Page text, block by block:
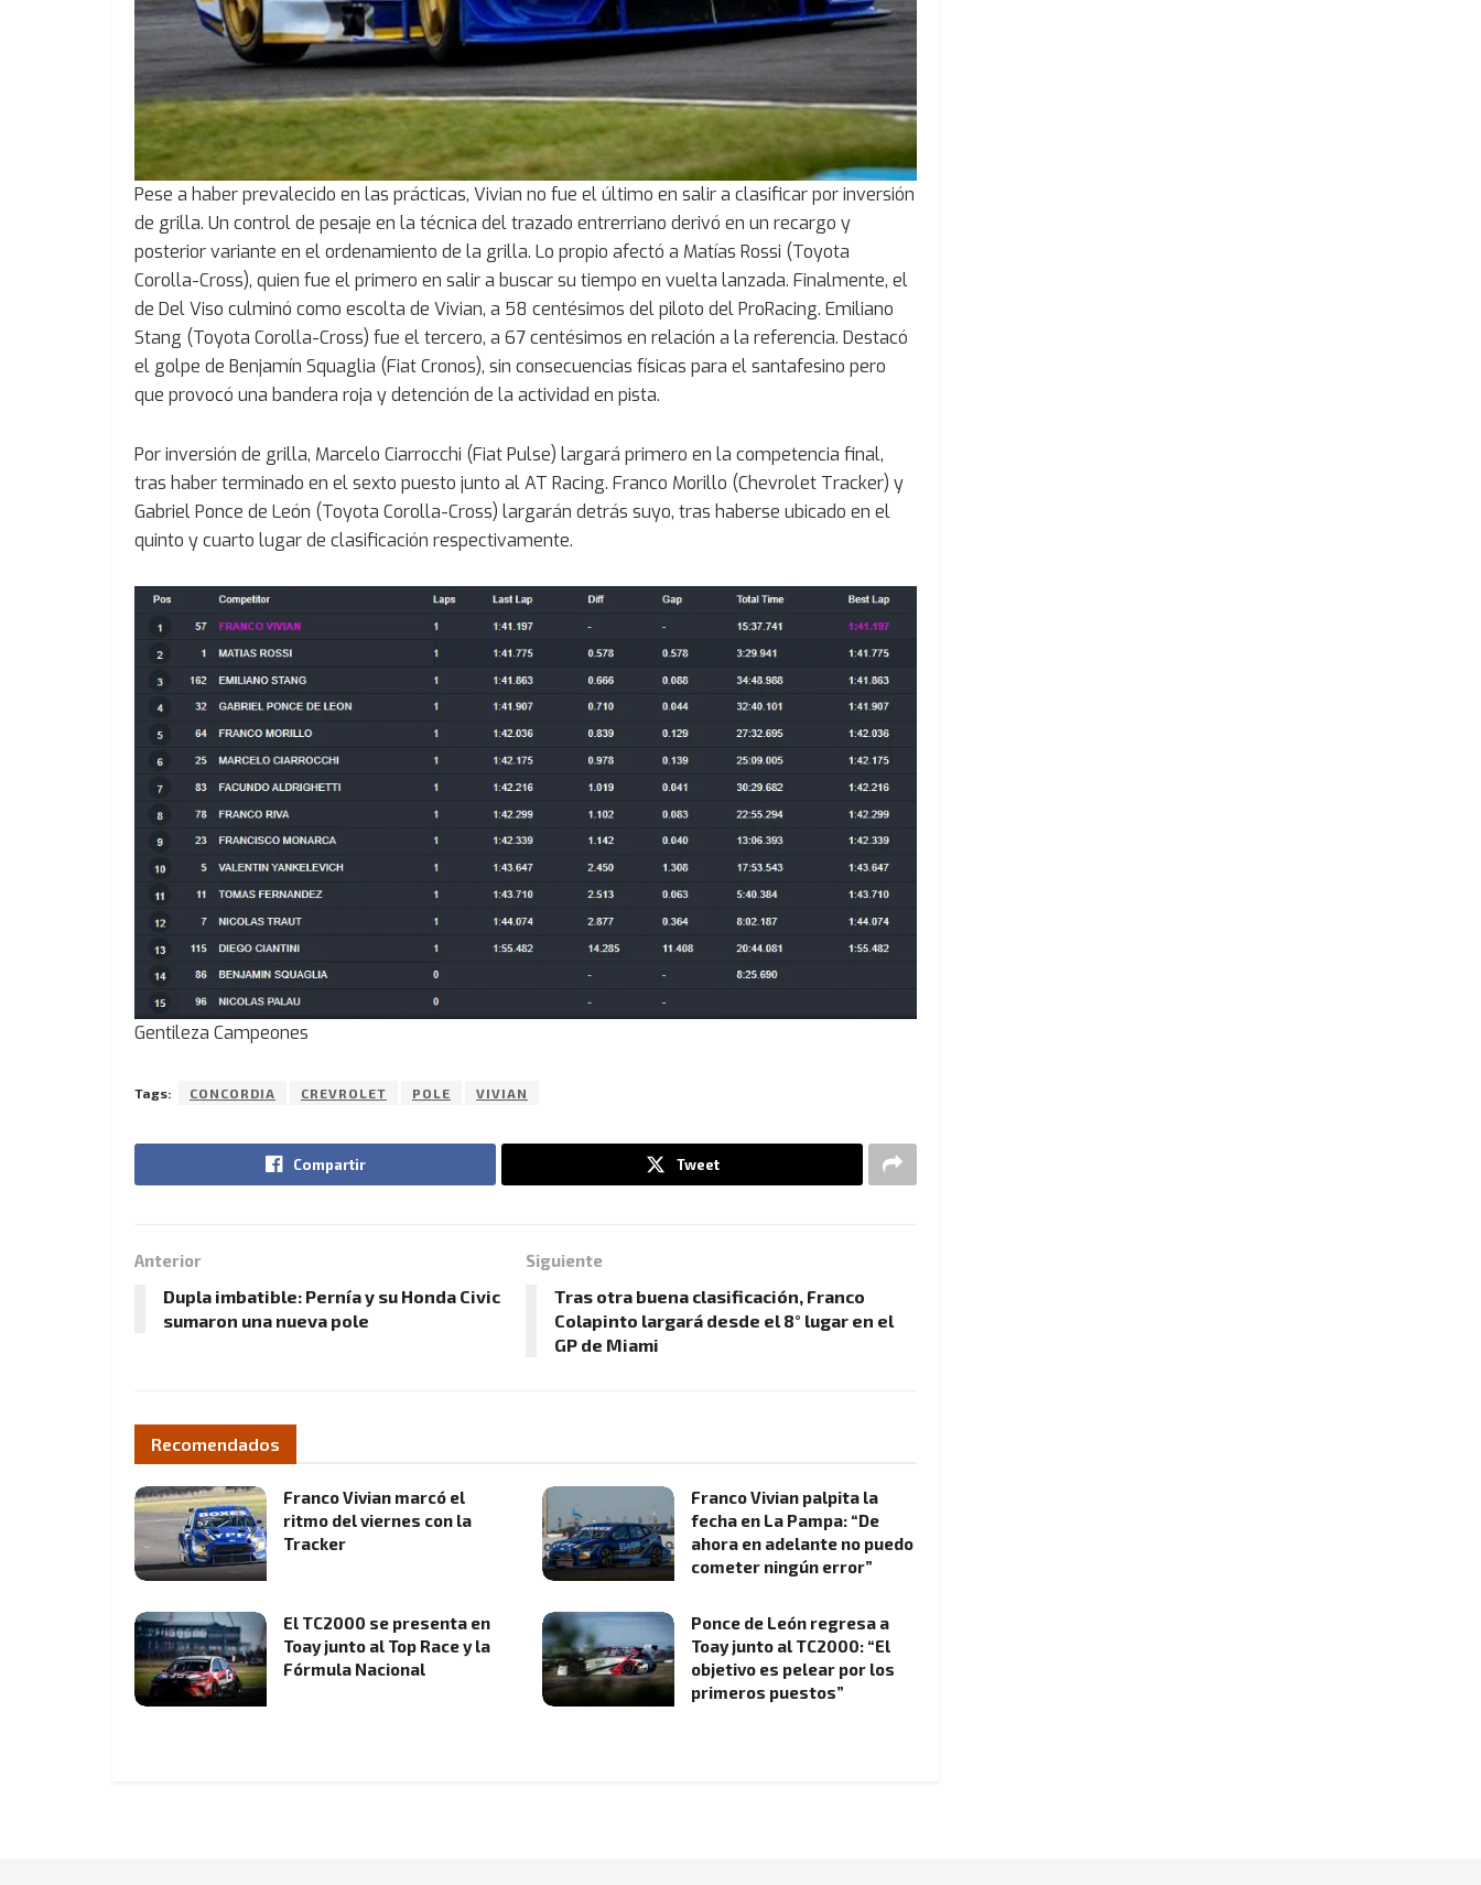
Pese a haber prevalecido en las prácticas, Vivian no fue el último en salir a clasificar por inversión
de grilla. Un control de pesaje en la técnica del trazado entrerriano derivó en un recargo y
posterior variante en el ordenamiento de la grilla. Lo propio afectó a Matías Rossi (Toyota
Corolla-Cross), quien fue el primero en salir a buscar su tiempo en vuelta lanzada. Finalmente, el
de Del Viso culminó como escolta de Vivian, a 58 centésimos del piloto del ProRacing. Emiliano
Stang (Toyota Corolla-Cross) fue el tercero, a 67 centésimos en relación a la referencia. Destacó
el golpe de Benjamín Squaglia (Fiat Cronos), sin consecuencias físicas para el santafesino pero
que provocó una bandera roja y detención de la actividad en pista.
Por inversión de grilla, Marcelo Ciarrocchi (Fiat Pulse) largará primero en la competencia final,
tras haber terminado en el sexto puesto junto al AT Racing. Franco Morillo (Chevrolet Tracker) y
Gabriel Ponce de León (Toyota Corolla-Cross) largarán detrás suyo, tras haberse ubicado en el
quinto y cuarto lugar de clasificación respectivamente.
Gentileza Campeones
Tags: CONCORDIA CREVROLET POLE VIVIAN
Compartir Tweet
Anterior
Dupla imbatible: Pernía y su Honda Civic
sumaron una nueva pole
Siguiente
Tras otra buena clasificación, Franco
Colapinto largará desde el 8° lugar en el
GP de Miami
Recomendados
Franco Vivian marcó el
ritmo del viernes con la
Tracker
Franco Vivian palpita la
fecha en La Pampa: “De
ahora en adelante no puedo
cometer ningún error”
El TC2000 se presenta en
Toay junto al Top Race y la
Fórmula Nacional
Ponce de León regresa a
Toay junto al TC2000: “El
objetivo es pelear por los
primeros puestos”